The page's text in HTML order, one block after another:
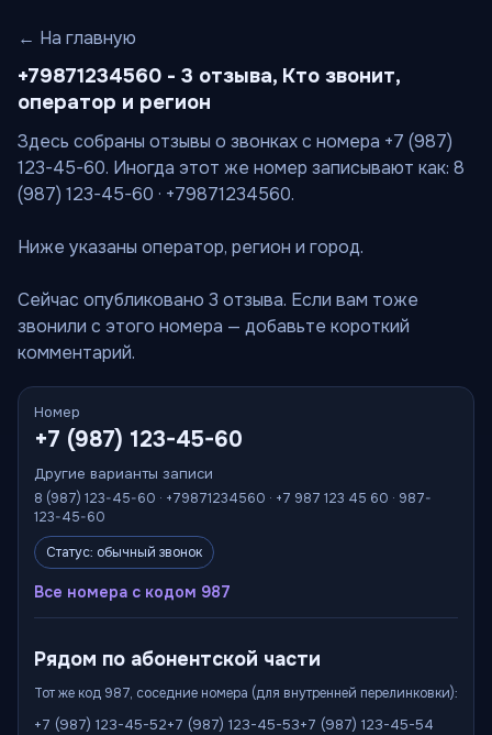
← На главную
+79871234560 - 3 отзыва, Кто звонит,
оператор и регион
Здесь собраны отзывы о звонках с номера +7 (987)
123-45-60. Иногда этот же номер записывают как: 8
(987) 123-45-60 · +79871234560.
Ниже указаны оператор, регион и город.
Сейчас опубликовано 3 отзыва. Если вам тоже
звонили с этого номера — добавьте короткий
комментарий.
Номер
+7 (987) 123-45-60
Другие варианты записи
8 (987) 123-45-60 · +79871234560 · +7 987 123 45 60 · 987-
123-45-60
Статус: обычный звонок
Все номера с кодом 987
Рядом по абонентской части
Тот же код 987, соседние номера (для внутренней перелинковки):
+7 (987) 123-45-52+7 (987) 123-45-53+7 (987) 123-45-54